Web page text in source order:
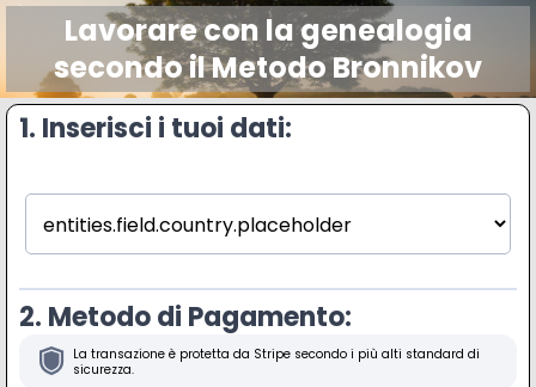
Lavorare con la genealogia
secondo il Metodo Bronnikov
1. Inserisci i tuoi dati:
2. Metodo di Pagamento:
La transazione è protetta da Stripe secondo i più alti standard di
sicurezza.